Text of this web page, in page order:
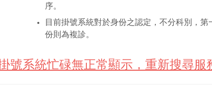
序。
目前掛號系統對於身份之認定，不分科別，
份則為複診。
號系統忙碌無正常顯示，重新搜尋服